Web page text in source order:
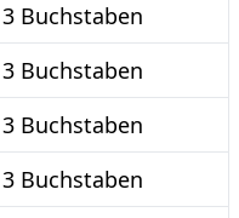
3 Buchstaben
3 Buchstaben
3 Buchstaben
3 Buchstaben